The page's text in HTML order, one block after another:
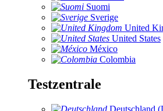
Suomi
Sverige
United
United States
México
Colombia
Testzentrale
Deutschland